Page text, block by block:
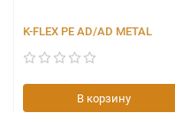
K-FLEX PE AD/AD METAL
В корзину